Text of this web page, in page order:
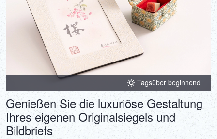
Tagsüber beginnend
Genießen Sie die luxuriöse Gestaltung
Ihres eigenen Originalsiegels und
Bildbriefs